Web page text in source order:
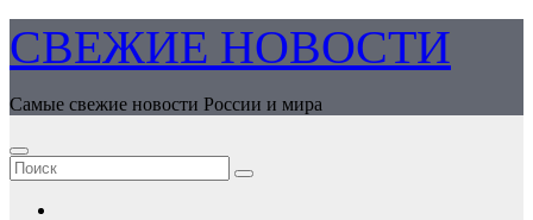
Перейти
к
содержимому
СВЕЖИЕ НОВОСТИ
Самые свежие новости России и мира